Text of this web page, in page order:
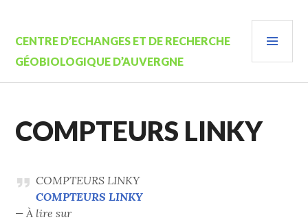
contenu
principal
CENTRE D’ECHANGES ET DE RECHERCHE
GÉOBIOLOGIQUE D’AUVERGNE
COMPTEURS LINKY
COMPTEURS LINKY
COMPTEURS LINKY
— À lire sur